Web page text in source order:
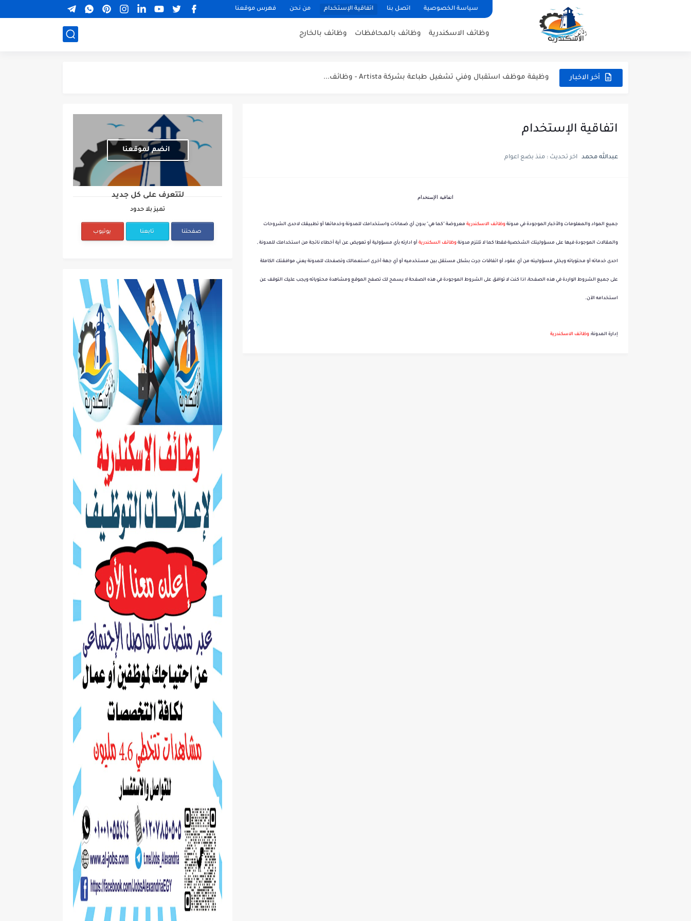
سياسة الخصوصية اتصل بنا اتفاقية الإستخدام من نحن فهرس موقعنا
وظائف الاسكندرية وظائف بالمحافظات وظائف بالخارج
أخر الاخبار
وظائف مهندسين ميكانيكا ومدرسين لغة عربية ومشرفين انضباط - وظائف...اتفاقية الإستخدام
عبدالله محمد اخر تحديث : منذ بضع اعوام
اتفاقية الإستخدام
جميع المواد والمعلومات والأخبار الموجودة في مدونة وظائف الاسكندرية معروضة "كما هي" بدون أي ضمانات واستخدامك للمدونة وخدماتها أو تطبيقك لاحدى الشروحات
والمقالات الموجودة فيها على مسؤوليتك الشخصية فقط! كما لا تلتزم مدونة وظائف السكندرية أو ادارته بأي مسؤولية أو تعويض عن أية أخطاء ناتجة من استخدامك للمدونة ,
احدى خدماته أو محتوياته ويخلي مسؤوليته من أي عقود أو اتفاقات جرت بشكل مستقل بين مستخدميه أو أي جهة أخرى استعمالك وتصفحك للمدونة يعني موافقتك الكاملة
على جميع الشروط الواردة في هذه الصفحة، اذا كنت لا توافق على الشروط الموجودة في هذه الصفحة لا يسمح لك تصفح الموقع ومشاهدة محتوياته ويجب عليك التوقف عن
استخدامه الآن.
إدارة المدونة: وظائف الاسكندرية
انضم لموقعنا
لتتعرف على كل جديد
تميز بلا حدود
صفحتنا تابعنا يوتيوب